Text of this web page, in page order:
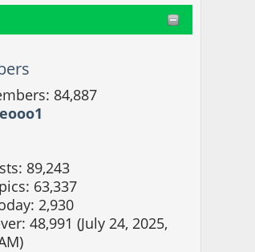
84,887
89,243
63,337
2,930
48,991 (July 24, 2025,